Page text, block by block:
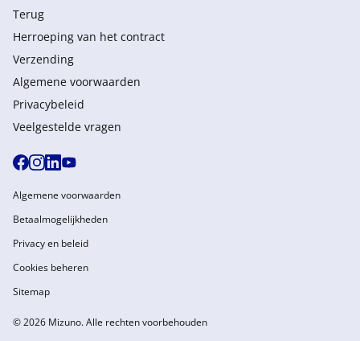
Terug
Herroeping van het contract
Verzending
Algemene voorwaarden
Privacybeleid
Veelgestelde vragen
© 2026 Mizuno. Alle rechten voorbehouden
Algemene voorwaarden
Betaalmogelijkheden
Privacy en beleid
Cookies beheren
Sitemap